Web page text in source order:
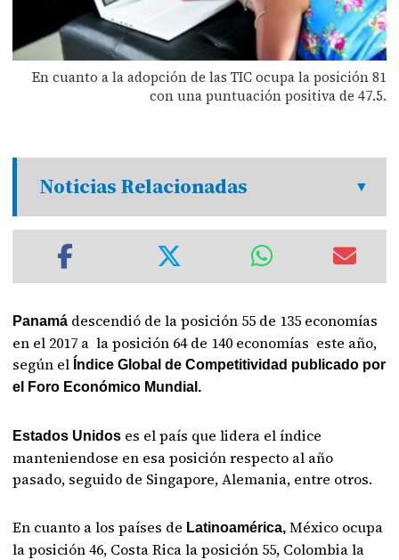
En cuanto a la adopción de las TIC ocupa la posición 81
con una puntuación positiva de 47.5.
Noticias Relacionadas
Panamá descendió de la posición 55 de 135 economías
en el 2017 a la posición 64 de 140 economías este año,
según el Índice Global de Competitividad publicado por
el Foro Económico Mundial.
Estados Unidos es el país que lidera el índice
manteniendose en esa posición respecto al año
pasado, seguido de Singapore, Alemania, entre otros.
En cuanto a los países de Latinoamérica, México ocupa
la posición 46, Costa Rica la posición 55, Colombia la